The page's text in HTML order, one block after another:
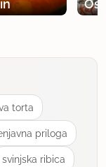
torta
priloga
svinjska ribica